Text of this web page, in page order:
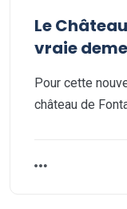
Le
vraie
Pour cette
château de